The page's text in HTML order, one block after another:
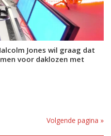
Jones wil graag dat
voor daklozen met
Volgende pagina »